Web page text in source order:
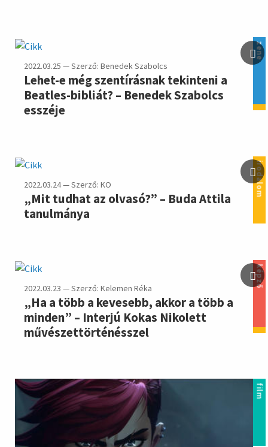
zene
2022.03.25 — Szerző: Benedek Szabolcs
Lehet-e még szentírásnak tekinteni a
Beatles-bibliát? – Benedek Szabolcs
esszéje
irodalom
2022.03.24 — Szerző: KO
„Mit tudhat az olvasó?” – Buda Attila
tanulmánya
képző
2022.03.23 — Szerző: Kelemen Réka
„Ha a több a kevesebb, akkor a több a
minden” – Interjú Kokas Nikolett
művészettörténésszel
film